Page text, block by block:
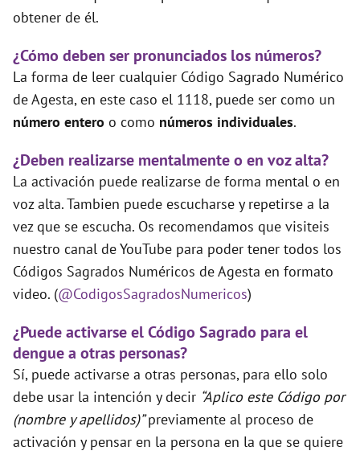
obtener de él.
¿Cómo deben ser pronunciados los números?
La forma de leer cualquier Código Sagrado Numérico
de Agesta, en este caso el 1118, puede ser como un
número entero o como números individuales.
¿Deben realizarse mentalmente o en voz alta?
La activación puede realizarse de forma mental o en
voz alta. Tambien puede escucharse y repetirse a la
vez que se escucha. Os recomendamos que visiteis
nuestro canal de YouTube para poder tener todos los
Códigos Sagrados Numéricos de Agesta en formato
video. (@CodigosSagradosNumericos)
¿Puede activarse el Código Sagrado para el
dengue a otras personas?
Sí, puede activarse a otras personas, para ello solo
debe usar la intención y decir “Aplico este Código por
(nombre y apellidos)”previamente al proceso de
activación y pensar en la persona en la que se quiere